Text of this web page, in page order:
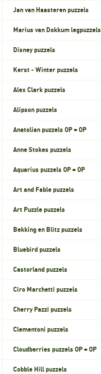
Jan van Haasteren puzzels
Marius van Dokkum legpuzzels
Disney puzzels
Kerst - Winter puzzels
Alex Clark puzzels
Alipson puzzels
Anatolian puzzels OP = OP
Anne Stokes puzzels
Aquarius puzzels OP = OP
Art and Fable puzzels
Art Puzzle puzzels
Bekking en Blitz puzzels
Bluebird puzzels
Castorland puzzels
Ciro Marchetti puzzels
Cherry Pazzi puzzels
Clementoni puzzels
Cloudberries puzzels OP = OP
Cobble Hill puzzels